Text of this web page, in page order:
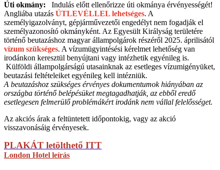
Úti okmány:
Indulás előtt ellenőrizze úti okmánya érvényességét!
Angliába utazás ÚTLEVÉLLEL lehetséges. A
személyigazolványt, gépjárművezetői engedélyt nem fogadják el
személyazonosító okmányként. Az Egyesült Királyság területére
történő beutazáshoz magyar állampolgárok részéről 2025. áprilisától
vízum szükséges. A vízumügyintésési kérelmet lehetőség van
irodánkon keresztül benyújtani vagy intézhetik egyénileg is.
Külföldi állampolgárságú utasainknak az esetleges vízumigényüket,
beutazási feltételeiket egyénileg kell intézniük.
A beutazáshoz szükséges érvényes dokumentumok hiányában az
országba történő belépésüket megtagadhatják, az ebből eredő
esetlegesen felmerülő problémákért irodánk nem vállal felelősséget.
Az akciós árak a feltüntetett időpontokig, vagy az akció
visszavonásáig érvényesek.
PLAKÁT letölthető ITT
London Hotel leírás